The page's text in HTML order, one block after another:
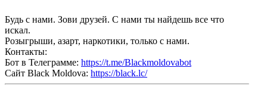
Будь с нами. Зови друзей. С нами ты найдешь все что
искал.
Розыгрыши, азарт, наркотики, только с нами.
Контакты:
Бот в Телеграмме: https://t.me/Blackmoldovabot
Сайт Black Moldova: https://black.lc/